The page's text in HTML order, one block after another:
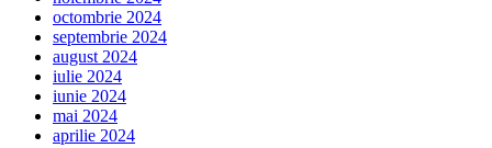
octombrie 2024
septembrie 2024
august 2024
iulie 2024
iunie 2024
mai 2024
aprilie 2024